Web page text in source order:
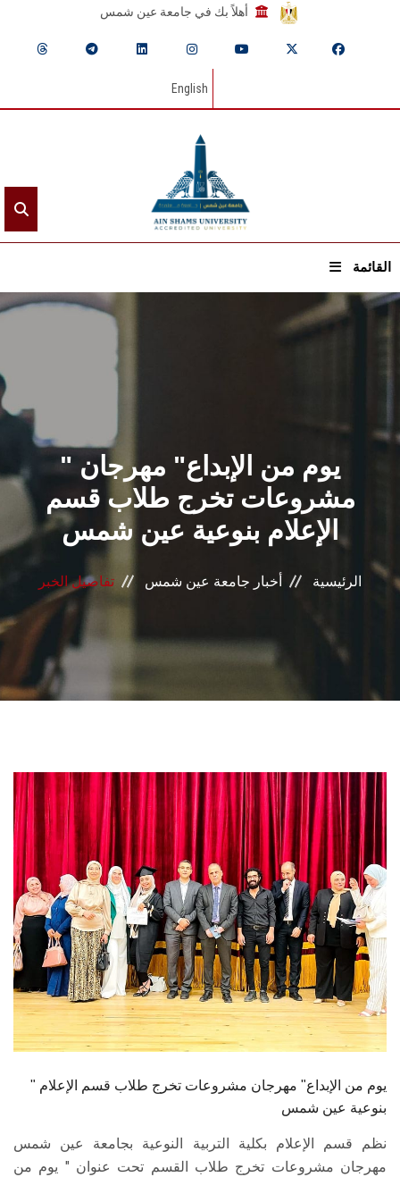
أهلاً بك في جامعة عين شمس
English
القائمة
الرئيسيـة
القطاعـات
الشئون الأكاديمية
البحث العلمي
المراكز والوحدات
الأنظمة الذكية
الطلاب
هيئة التدريس
الدراسات العليا
الخريجين
الموظفون
الزائـرون
" يوم من الإبداع" مهرجان
مشروعات تخرج طلاب قسم
الإعلام بنوعية عين شمس
الرئيسية أخبار جامعة عين شمس تفاصيل الخبر
" يوم من الإبداع" مهرجان مشروعات تخرج طلاب قسم الإعلام
بنوعية عين شمس
نظم قسم الإعلام بكلية التربية النوعية بجامعة عين شمس
مهرجان مشروعات تخرج طلاب القسم تحت عنوان " يوم من